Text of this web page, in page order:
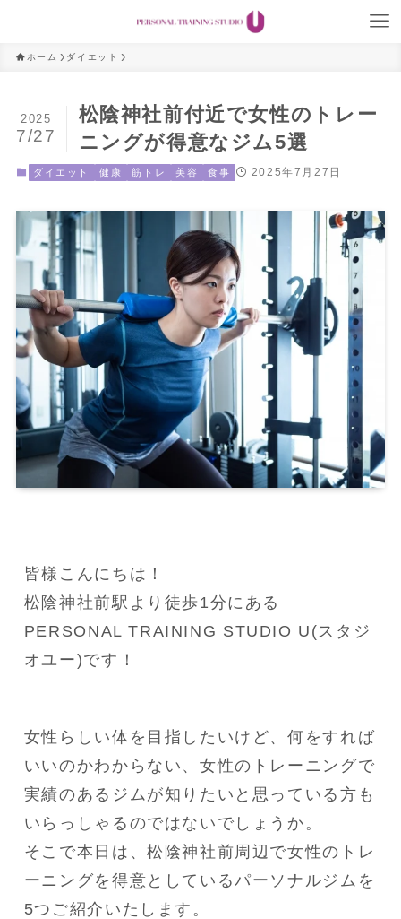
ホーム ダイエット
松陰神社前付近で女性のトレー
ニングが得意なジム5選
2025
7/27
ダイエット 健康 筋トレ 美容 食事 2025年7月27日
皆様こんにちは！
松陰神社前駅より徒歩1分にある
PERSONAL TRAINING STUDIO U(スタジ
オユー)です！
女性らしい体を目指したいけど、何をすれば
いいのかわからない、女性のトレーニングで
実績のあるジムが知りたいと思っている方も
いらっしゃるのではないでしょうか。
そこで本日は、松陰神社前周辺で女性のトレ
ーニングを得意としているパーソナルジムを
5つご紹介いたします。